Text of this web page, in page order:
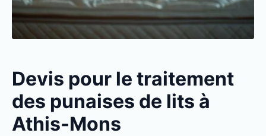
Devis pour le traitement
des punaises de lits à
Athis-Mons